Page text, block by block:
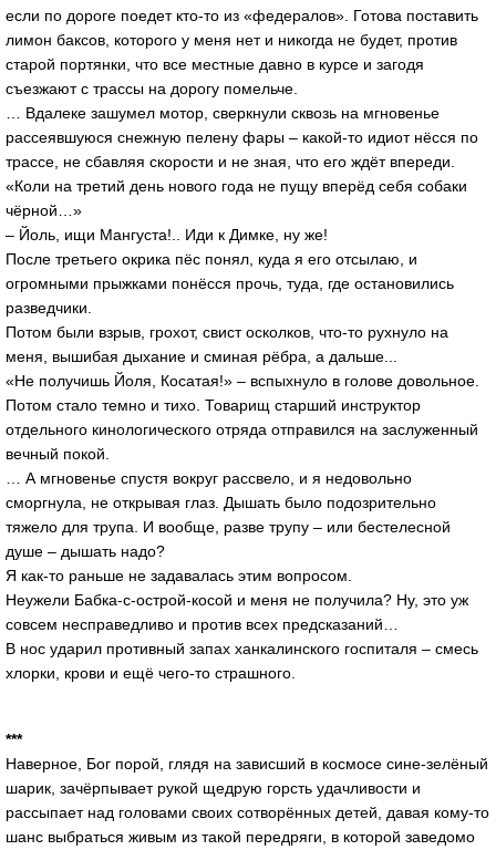
если по дороге поедет кто-то из «федералов». Готова поставить
лимон баксов, которого у меня нет и никогда не будет, против
старой портянки, что все местные давно в курсе и загодя
съезжают с трассы на дорогу помельче.
… Вдалеке зашумел мотор, сверкнули сквозь на мгновенье
рассеявшуюся снежную пелену фары – какой-то идиот нёсся по
трассе, не сбавляя скорости и не зная, что его ждёт впереди.
«Коли на третий день нового года не пущу вперёд себя собаки
чёрной…»
– Йоль, ищи Мангуста!.. Иди к Димке, ну же!
После третьего окрика пёс понял, куда я его отсылаю, и
огромными прыжками понёсся прочь, туда, где остановились
разведчики.
Потом были взрыв, грохот, свист осколков, что-то рухнуло на
меня, вышибая дыхание и сминая рёбра, а дальше...
«Не получишь Йоля, Косатая!» – вспыхнуло в голове довольное.
Потом стало темно и тихо. Товарищ старший инструктор
отдельного кинологического отряда отправился на заслуженный
вечный покой.
… А мгновенье спустя вокруг рассвело, и я недовольно
сморгнула, не открывая глаз. Дышать было подозрительно
тяжело для трупа. И вообще, разве трупу – или бестелесной
душе – дышать надо?
Я как-то раньше не задавалась этим вопросом.
Неужели Бабка-с-острой-косой и меня не получила? Ну, это уж
совсем несправедливо и против всех предсказаний…
В нос ударил противный запах ханкалинского госпиталя – смесь
хлорки, крови и ещё чего-то страшного.
***
Наверное, Бог порой, глядя на зависший в космосе сине-зелёный
шарик, зачёрпывает рукой щедрую горсть удачливости и
рассыпает над головами своих сотворённых детей, давая кому-то
шанс выбраться живым из такой передряги, в которой заведомо